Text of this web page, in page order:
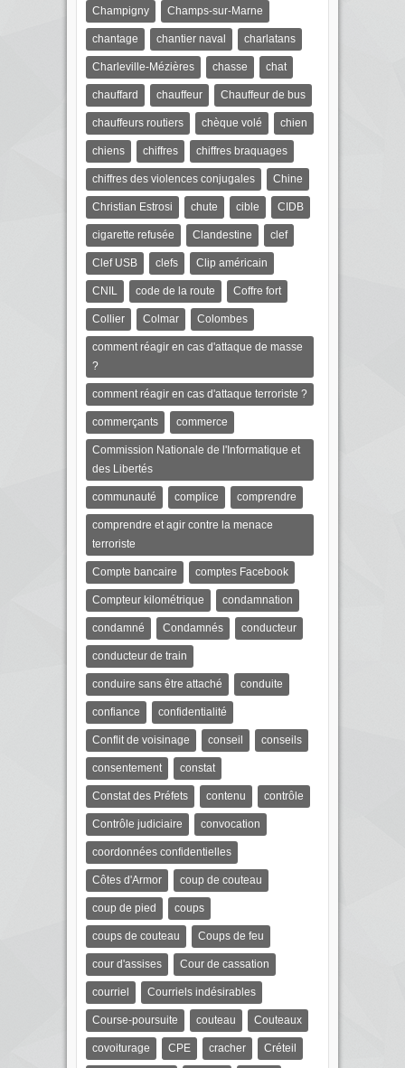
Champigny Champs-sur-Marne
chantage chantier naval charlatans
Charleville-Mézières chasse chat
chauffard chauffeur Chauffeur de bus
chauffeurs routiers chèque volé chien
chiens chiffres chiffres braquages
chiffres des violences conjugales Chine
Christian Estrosi chute cible CIDB
cigarette refusée Clandestine clef
Clef USB clefs Clip américain
CNIL code de la route Coffre fort
Collier Colmar Colombes
comment réagir en cas d'attaque de masse
?
comment réagir en cas d'attaque terroriste ?
commerçants commerce
Commission Nationale de l'Informatique et
des Libertés
communauté complice comprendre
comprendre et agir contre la menace
terroriste
Compte bancaire comptes Facebook
Compteur kilométrique condamnation
condamné Condamnés conducteur
conducteur de train
conduire sans être attaché conduite
confiance confidentialité
Conflit de voisinage conseil conseils
consentement constat
Constat des Préfets contenu contrôle
Contrôle judiciaire convocation
coordonnées confidentielles
Côtes d'Armor coup de couteau
coup de pied coups
coups de couteau Coups de feu
cour d'assises Cour de cassation
courriel Courriels indésirables
Course-poursuite couteau Couteaux
covoiturage CPE cracher Créteil